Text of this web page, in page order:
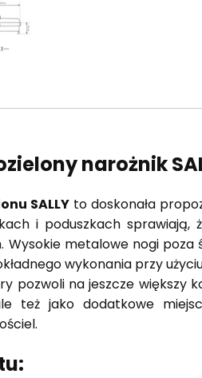
narożnik
SALLY to doskonała
i poduszkach
Wysokie metalowe nogi
wykonania przy
pozwoli na jeszcze większy
też jako dodatkowe